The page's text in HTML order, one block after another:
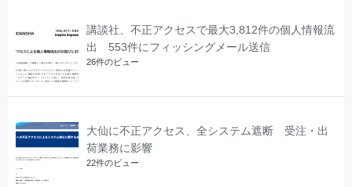
講談社、不正アクセスで最大3,812件の個人情報流
出 553件にフィッシングメール送信
26件のビュー
大仙に不正アクセス、全システム遮断 受注・出
荷業務に影響
22件のビュー